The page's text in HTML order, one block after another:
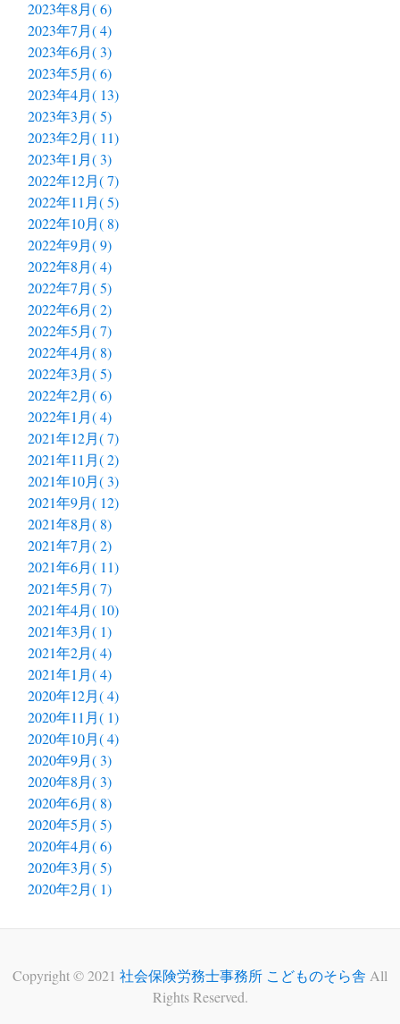
2023年8月( 6)
2023年7月( 4)
2023年6月( 3)
2023年5月( 6)
2023年4月( 13)
2023年3月( 5)
2023年2月( 11)
2023年1月( 3)
2022年12月( 7)
2022年11月( 5)
2022年10月( 8)
2022年9月( 9)
2022年8月( 4)
2022年7月( 5)
2022年6月( 2)
2022年5月( 7)
2022年4月( 8)
2022年3月( 5)
2022年2月( 6)
2022年1月( 4)
2021年12月( 7)
2021年11月( 2)
2021年10月( 3)
2021年9月( 12)
2021年8月( 8)
2021年7月( 2)
2021年6月( 11)
2021年5月( 7)
2021年4月( 10)
2021年3月( 1)
2021年2月( 4)
2021年1月( 4)
2020年12月( 4)
2020年11月( 1)
2020年10月( 4)
2020年9月( 3)
2020年8月( 3)
2020年6月( 8)
2020年5月( 5)
2020年4月( 6)
2020年3月( 5)
2020年2月( 1)
Copyright © 2021 社会保険労務士事務所 こどものそら舎 All
Rights Reserved.